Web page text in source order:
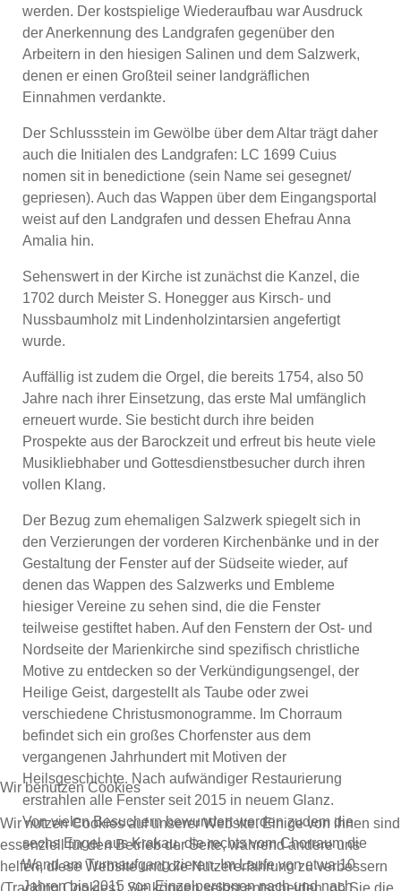
werden. Der kostspielige Wiederaufbau war Ausdruck
der Anerkennung des Landgrafen gegenüber den
Arbeitern in den hiesigen Salinen und dem Salzwerk,
denen er einen Großteil seiner landgräflichen
Einnahmen verdankte.
Der Schlussstein im Gewölbe über dem Altar trägt daher
auch die Initialen des Landgrafen: LC 1699 Cuius
nomen sit in benedictione (sein Name sei gesegnet/
gepriesen). Auch das Wappen über dem Eingangsportal
weist auf den Landgrafen und dessen Ehefrau Anna
Amalia hin.
Sehenswert in der Kirche ist zunächst die Kanzel, die
1702 durch Meister S. Honegger aus Kirsch- und
Nussbaumholz mit Lindenholzintarsien angefertigt
wurde.
Auffällig ist zudem die Orgel, die bereits 1754, also 50
Jahre nach ihrer Einsetzung, das erste Mal umfänglich
erneuert wurde. Sie besticht durch ihre beiden
Prospekte aus der Barockzeit und erfreut bis heute viele
Musikliebhaber und Gottesdienstbesucher durch ihren
vollen Klang.
Der Bezug zum ehemaligen Salzwerk spiegelt sich in
den Verzierungen der vorderen Kirchenbänke und in der
Gestaltung der Fenster auf der Südseite wieder, auf
denen das Wappen des Salzwerks und Embleme
hiesiger Vereine zu sehen sind, die die Fenster
teilweise gestiftet haben. Auf den Fenstern der Ost- und
Nordseite der Marienkirche sind spezifisch christliche
Motive zu entdecken so der Verkündigungsengel, der
Heilige Geist, dargestellt als Taube oder zwei
verschiedene Christusmonogramme. Im Chorraum
befindet sich ein großes Chorfenster aus dem
vergangenen Jahrhundert mit Motiven der
Heilsgeschichte. Nach aufwändiger Restaurierung
erstrahlen alle Fenster seit 2015 in neuem Glanz.
Von vielen Besuchern bewundert werden zudem die
sechs Engel aus Krakau, die rechts vom Chorraum die
Wand am Turmaufgang zieren. Im Laufe von etwa 10
Jahren bis 2015 von Einzelpersonen nach und nach
Wir benutzen Cookies
Wir nutzen Cookies auf unserer Website. Einige von ihnen sind
essenziell für den Betrieb der Seite, während andere uns
helfen, diese Website und die Nutzererfahrung zu verbessern
(Tracking Cookies). Sie können selbst entscheiden, ob Sie die